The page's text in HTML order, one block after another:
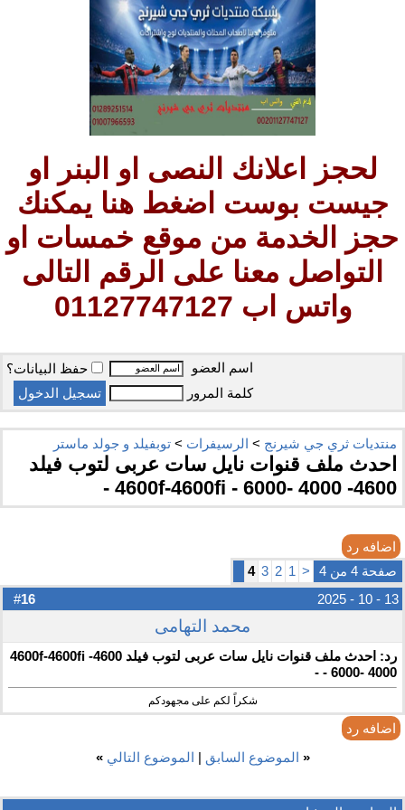
لحجز اعلانك النصى او البنر او
جيست بوست اضغط هنا يمكنك
حجز الخدمة من موقع خمسات او
التواصل معنا على الرقم التالى
واتس اب 01127747127
اسم العضو
حفظ البيانات؟
كلمة المرور
منتديات ثري جي شيرنج > الرسيفرات > توبفيلد و جولد ماستر
احدث ملف قنوات نايل سات عربى لتوب فيلد
4600- 4600f-4600fi - 6000- 4000 -
اضافه رد
صفحة 4 من 4
<
1
2
3
4
16 13 - 10 - 2025
محمد التهامى
رد: احدث ملف قنوات نايل سات عربى لتوب فيلد 4600- 4600f-4600fi
- 6000- 4000 -
شكراً لكم على مجهودكم
اضافه رد
« الموضوع السابق | الموضوع التالي »